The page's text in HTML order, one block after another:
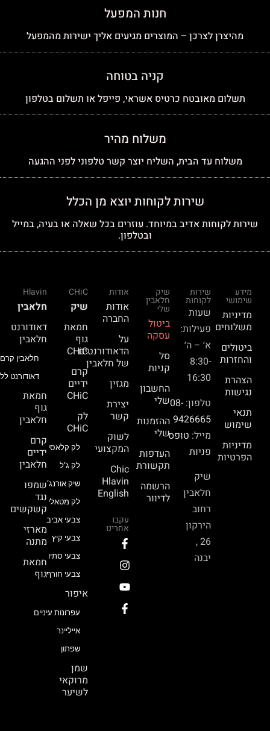
חנות המפעל
מהיצרן לצרכן – המוצרים מגיעים אליך ישירות מהמפעל
קניה בטוחה
תשלום מאובטח כרטיס אשראי, פייפל או תשלום בטלפון
משלוח מהיר
משלוח עד הבית, השליח יוצר קשר טלפוני לפני ההגעה
שירות לקוחות יוצא מן הכלל
שירות לקוחות אדיב במיוחד. עוזרים בכל שאלה או בעיה, במייל
ובטלפון.
מידע
שימושי
מדיניות
משלוחים
ביטולים
והחזרות
הצהרת
נגישות
תנאי
שימוש
מדיניות
הפרטיות
שירות
לקוחות
שעות
פעילות:
א׳ – ה׳
8:30-
16:30
טלפון: 08-
9426665
מייל: טופס
פניות
שיק
חלאבין
רחוב
הירקון
26 ,
יבנה
שיק
חלאבין
שלי
ביטול
עסקה
סל
קניות
החשבון
שלי
ההזמנות
שלי
העדפות
תקשורת
הרשמה
לדיוור
אודות
אודות
החברה
על
הדאודורנטים
של חלאבין
מגזין
יצירת
קשר
לשוק
המקצועי
Chic
Hlavin
English
עקבו
אחרינו
CHiC
שיק
חמאת
גוף
CHiC
קרם
ידיים
CHiC
לק
CHiC
לק קלאסי
לק ג’ל
שיק אורנג’
לק מטאלי
צבעי אביב
צבעי קיץ
צבעי סתיו
צבעי חורף
איפור
עפרונות עיניים
אייליינר
שפתון
שמן
מרוקאי
לשיער
Hlavin
חלאבין
דאודורנט
חלאבין
חלאבין
דאודורנט
חמאת
גוף
חלאבין
קרם
ידיים
חלאבין
שמפו
נגד
קשקשים
מארזי
מתנה
חמאת
גוף